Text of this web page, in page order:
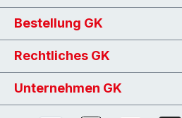
Bestellung GK
Rechtliches GK
Unternehmen GK